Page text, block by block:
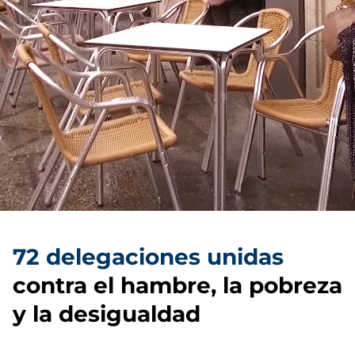
72 delegaciones unidas
contra el hambre, la pobreza
y la desigualdad